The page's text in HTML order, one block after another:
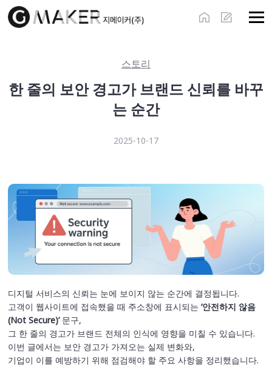
스토리
한 줄의 보안 경고가 브랜드 신뢰를 바꾸
는 순간
2025-10-17
디지털 서비스의 신뢰는 눈에 보이지 않는 순간에 결정됩니다.
고객이 웹사이트에 접속했을 때 주소창에 표시되는‘안전하지 않음
(Not Secure)’문구,
그 한 줄의 경고가 브랜드 전체의 인식에 영향을 미칠 수 있습니다.
이번 글에서는 보안 경고가 가져오는 실제 변화와,
기업이 이를 예방하기 위해 점검해야 할 주요 사항을 정리했습니다.